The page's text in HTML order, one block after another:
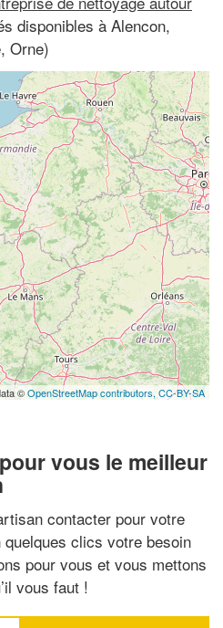
disponibles à Alencon,
Orne)
©OpenStreetMap contributors, CC-BY-SA
vous le meilleur
contacter pour votre
clics votre besoin
pour vous et vous mettons
vous faut !